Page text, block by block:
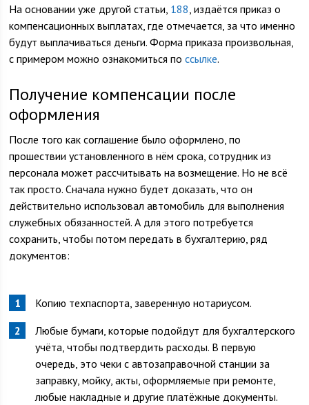
На основании уже другой статьи, 188, издаётся приказ о
компенсационных выплатах, где отмечается, за что именно
будут выплачиваться деньги. Форма приказа произвольная,
с примером можно ознакомиться поссылке.
Получение компенсации после
оформления
После того как соглашение было оформлено, по
прошествии установленного в нём срока, сотрудник из
персонала может рассчитывать на возмещение. Но не всё
так просто. Сначала нужно будет доказать, что он
действительно использовал автомобиль для выполнения
служебных обязанностей. А для этого потребуется
сохранить, чтобы потом передать в бухгалтерию, ряд
документов:
Копию техпаспорта, заверенную нотариусом.
Любые бумаги, которые подойдут для бухгалтерского
учёта, чтобы подтвердить расходы. В первую
очередь, это чеки с автозаправочной станции за
заправку, мойку, акты, оформляемые при ремонте,
любые накладные и другие платёжные документы.